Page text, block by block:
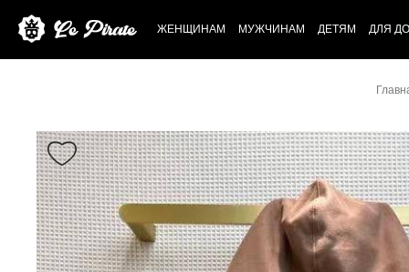
ЖЕНЩИНАМ МУЖЧИНАМ ДЕТЯМ ДЛЯ